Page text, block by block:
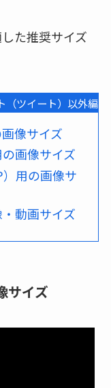
た推奨サイズ
ツイート）以外編
像サイズ
画像サイズ
用の画像サ
動画サイズ
サイズ